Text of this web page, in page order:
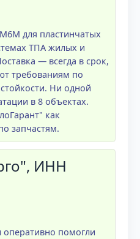
для пластинчатых
ТПА жилых и
— всегда в срок,
требованиям по
Ни одной
в 8 объектах.
как
запчастям.
ИНН
помогли